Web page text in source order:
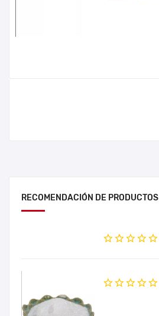
RECOMENDACIÓN DE PRODUCTOS